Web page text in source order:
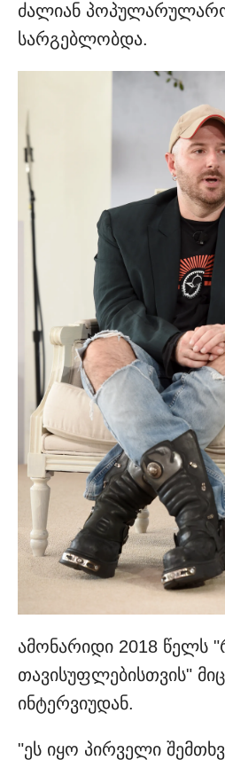
ძალიან
სარგებლობდა.
ამონარიდი 2018 წელს
თავისუფლებისთვის"
ინტერვიუდან.
"ეს იყო პირველი